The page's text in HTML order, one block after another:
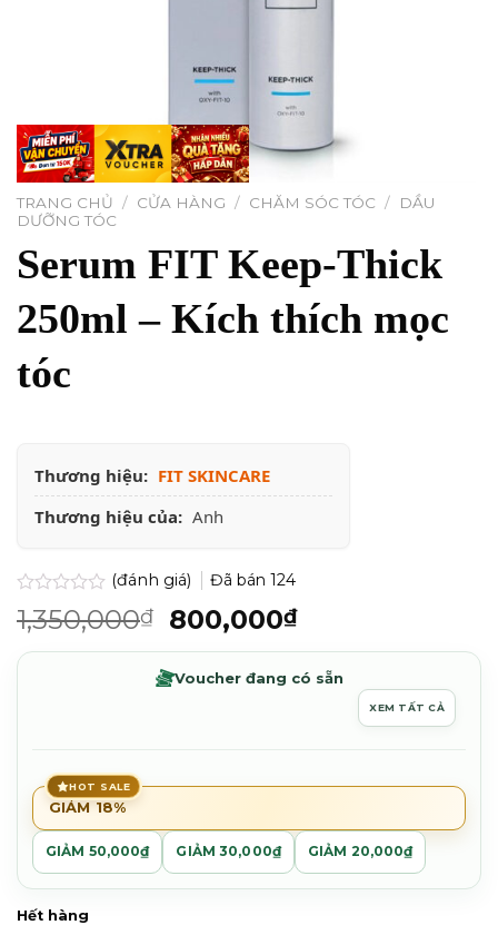
TRANG CHỦ / CỬA HÀNG / CHĂM SÓC TÓC /
DẦU
DƯỠNG TÓC
Serum FIT Keep-Thick
250ml – Kích thích mọc
tóc
Thương hiệu: FIT SKINCARE
Thương hiệu của: Anh
Được
xếp
0.0
(đánh giá) Đã bán 124
1,350,000₫
Giá
gốc
là:
800,000₫Giá
hiện
tại
800,000₫.
Voucher đang có sẵn
XEM TẤT CẢ
HOT SALE
GIẢM 18%
GIẢM 50,000₫ GIẢM 30,000₫ GIẢM 20,000₫
Hết hàng